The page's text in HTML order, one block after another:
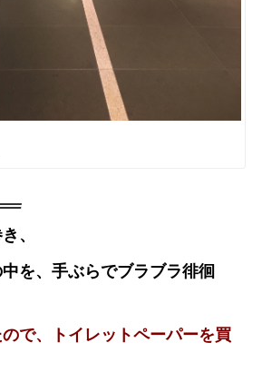
、
を、手ぶらでブラブラ徘徊
で、トイレットペーパーを買